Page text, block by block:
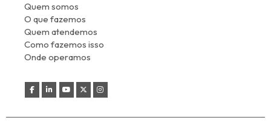
Quem somos
O que fazemos
Quem atendemos
Como fazemos isso
Onde operamos